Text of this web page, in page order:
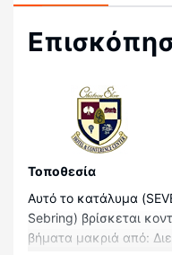
Τοποθεσία
Αυτό το κατάλυμα
Sebring) βρίσκεται
βήματα μακριά από: